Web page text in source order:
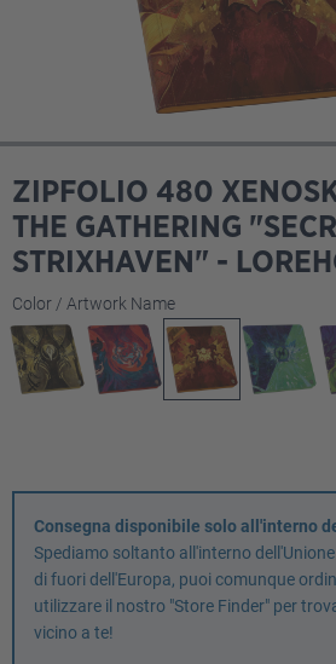
ZIPFOLIO 480
THE GATHERING
STRIXHAVEN" -
Seleziona
Color / Artwork Name
Consegna disponibile solo all'interno
Spediamo soltanto all'interno dell'Unione
di fuori dell'Europa, puoi comunque
utilizzare il nostro "Store Finder" per
vicino a te!